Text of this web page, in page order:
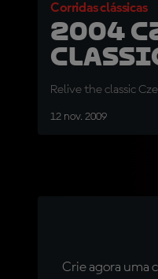
Corridas clássicas
2004
Relive the classic
12 nov. 2009
Crie agora uma